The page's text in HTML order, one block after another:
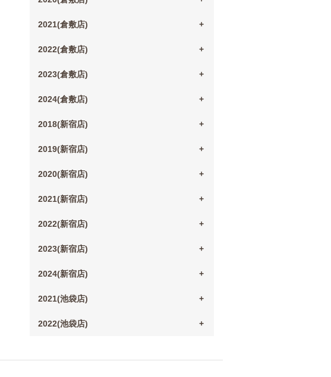
2021(倉敷店)
2022(倉敷店)
2023(倉敷店)
2024(倉敷店)
2018(新宿店)
2019(新宿店)
2020(新宿店)
2021(新宿店)
2022(新宿店)
2023(新宿店)
2024(新宿店)
2021(池袋店)
2022(池袋店)